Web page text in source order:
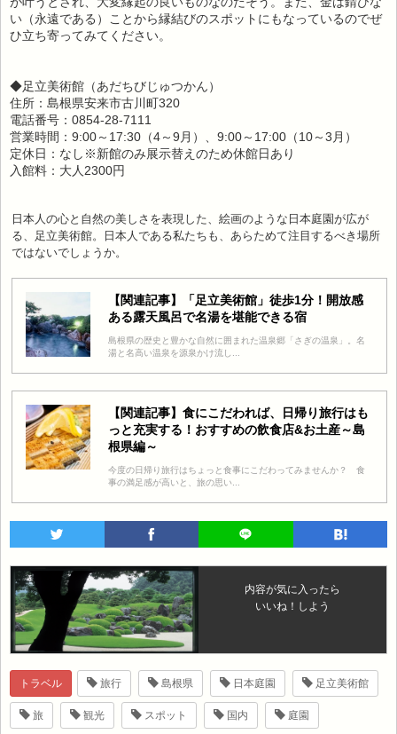
い（永遠である）ことから縁結びのスポットにもなっているのでぜ
ひ立ち寄ってみてください。
◆足立美術館（あだちびじゅつかん）
住所：島根県安来市古川町320
電話番号：0854-28-7111
営業時間：9:00～17:30（4～9月）、9:00～17:00（10～3月）
定休日：なし※新館のみ展示替えのため休館日あり
入館料：大人2300円
日本人の心と自然の美しさを表現した、絵画のような日本庭園が広が
る、足立美術館。日本人である私たちも、あらためて注目するべき場所
ではないでしょうか。
【関連記事】「足立美術館」徒歩1分！開放感
ある露天風呂で名湯を堪能できる宿
島根県の歴史と豊かな自然に囲まれた温泉郷「さぎの温泉」。名
湯と名高い温泉を源泉かけ流し...
【関連記事】食にこだわれば、日帰り旅行はも
っと充実する！おすすめの飲食店&お土産～島
根県編～
今度の日帰り旅行はちょっと食事にこだわってみませんか？ 食
事の満足感が高いと、旅の思い...
内容が気に入ったら
いいね！しよう
トラベル 旅行 島根県 日本庭園 足立美術館
旅 観光 スポット 国内 庭園